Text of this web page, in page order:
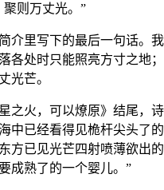
聚则万丈光。”
介里写下的最后一句话。
各处时只能照亮方寸之地
光芒。
之火，可以燎原》结尾，
中已经看得见桅杆尖头了
方已见光芒四射喷薄欲出
成熟了的一个婴儿。”